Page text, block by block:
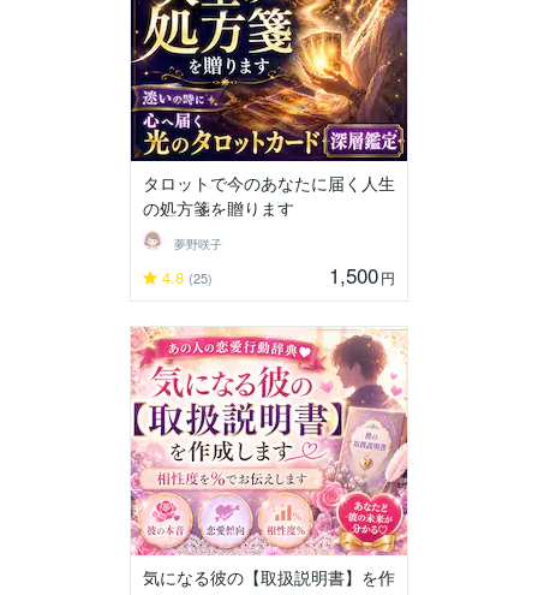
タロットで今のあなたに届く人生
の処方箋を贈ります
夢野咲子
4.8 (25) 1,500円
気になる彼の【取扱説明書】を作